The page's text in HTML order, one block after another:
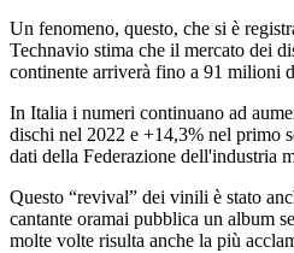
Un fenomeno, questo, che si è
Technavio stima che il mercato dei
continente arriverà fino a 91 milioni
In Italia i numeri continuano ad
dischi nel 2022 e +14,3% nel primo
dati della Federazione dell'industria
Questo “revival” dei vinili è stato
cantante oramai pubblica un album
molte volte risulta anche la più